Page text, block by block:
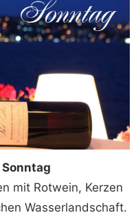
mit Rotwein, Kerzen
Wasserlandschaft.